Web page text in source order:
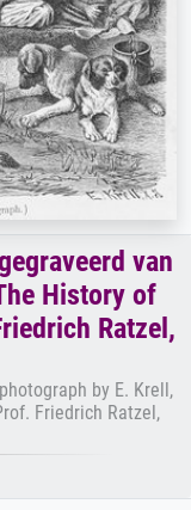
van
History of
Ratzel,
by E. Krell,
Friedrich Ratzel,